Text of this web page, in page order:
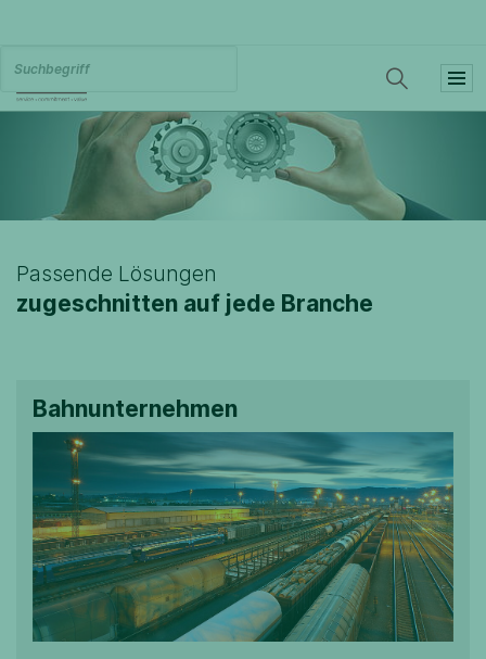
Passende Lösungen
zugeschnitten auf jede Branche
Bahnunternehmen